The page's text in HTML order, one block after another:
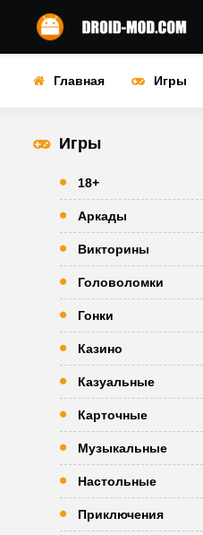
Главная Игры
Игры
18+
Аркады
Викторины
Головоломки
Гонки
Казино
Казуальные
Карточные
Музыкальные
Настольные
Приключения